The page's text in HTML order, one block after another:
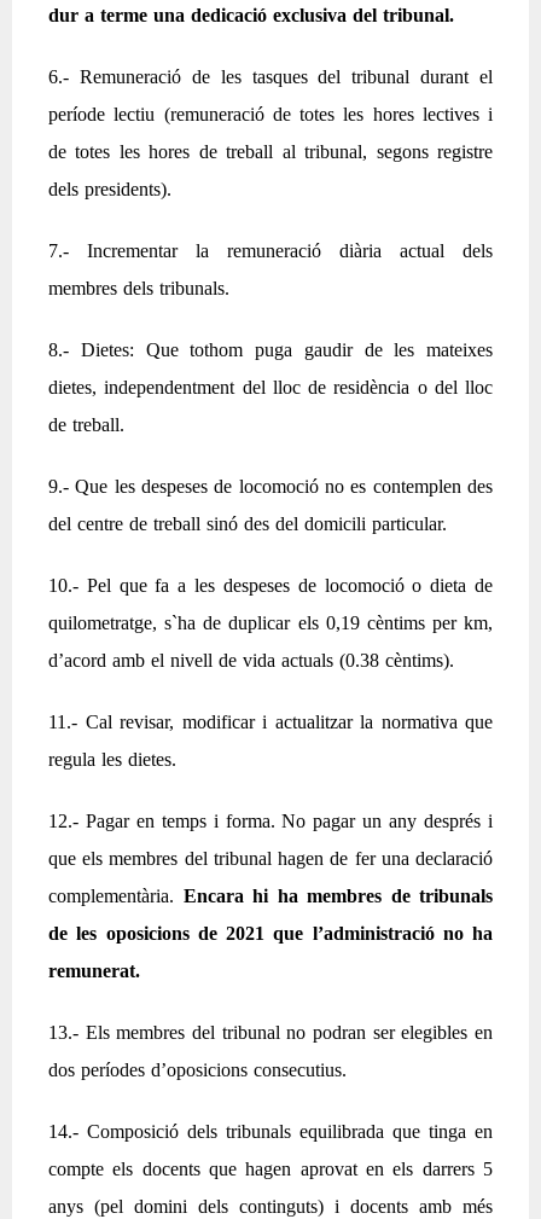
dur a terme una dedicació exclusiva del tribunal.
6.- Remuneració de les tasques del tribunal durant el
període lectiu (remuneració de totes les hores lectives i
de totes les hores de treball al tribunal, segons registre
dels presidents).
7.- Incrementar la remuneració diària actual dels
membres dels tribunals.
8.- Dietes: Que tothom puga gaudir de les mateixes
dietes, independentment del lloc de residència o del lloc
de treball.
9.- Que les despeses de locomoció no es contemplen des
del centre de treball sinó des del domicili particular.
10.- Pel que fa a les despeses de locomoció o dieta de
quilometratge, s`ha de duplicar els 0,19 cèntims per km,
d’acord amb el nivell de vida actuals (0.38 cèntims).
11.- Cal revisar, modificar i actualitzar la normativa que
regula les dietes.
12.- Pagar en temps i forma. No pagar un any després i
que els membres del tribunal hagen de fer una declaració
complementària. Encara hi ha membres de tribunals
de les oposicions de 2021 que l’administració no ha
remunerat.
13.- Els membres del tribunal no podran ser elegibles en
dos períodes d’oposicions consecutius.
14.- Composició dels tribunals equilibrada que tinga en
compte els docents que hagen aprovat en els darrers 5
anys (pel domini dels continguts) i docents amb més